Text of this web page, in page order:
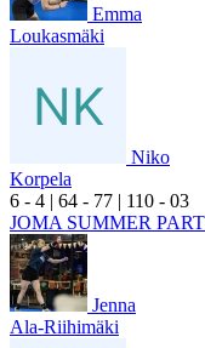
Emma
Loukasmäki
Niko
Korpela
6 - 4 | 64 - 77 | 110 - 03
JOMA SUMMER
Jenna
Ala-Riihimäki